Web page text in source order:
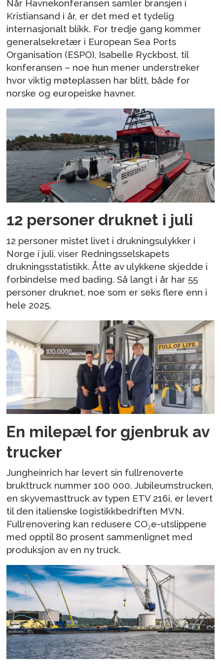
Når Havnekonferansen samler bransjen i
Kristiansand i år, er det med et tydelig
internasjonalt blikk. For tredje gang kommer
generalsekretær i European Sea Ports
Organisation (ESPO), Isabelle Ryckbost, til
konferansen – noe hun mener understreker
hvor viktig møteplassen har blitt, både for
norske og europeiske havner.
12 personer druknet i juli
12 personer mistet livet i drukningsulykker i
Norge i juli, viser Redningsselskapets
drukningsstatistikk. Åtte av ulykkene skjedde i
forbindelse med bading. Så langt i år har 55
personer druknet, noe som er seks flere enn i
hele 2025.
En milepæl for gjenbruk av
trucker
Jungheinrich har levert sin fullrenoverte
brukttruck nummer 100 000. Jubileumstrucken,
en skyvemasttruck av typen ETV 216i, er levert
til den italienske logistikkbedriften MVN.
Fullrenovering kan redusere CO₂e-utslippene
med opptil 80 prosent sammenlignet med
produksjon av en ny truck.